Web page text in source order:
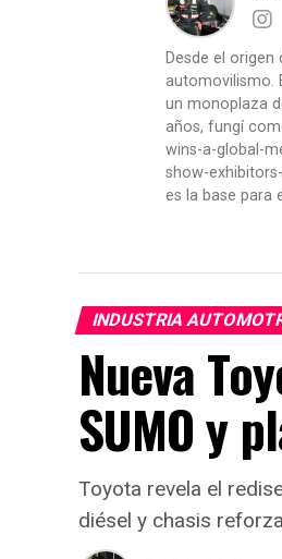
Desde el
automovilismo.
un monoplaza
años, fungí
wins-a-global-
show-
es la base para
INDUSTRIA
Nueva
SUMO y
Toyota revela el
diésel y chasis